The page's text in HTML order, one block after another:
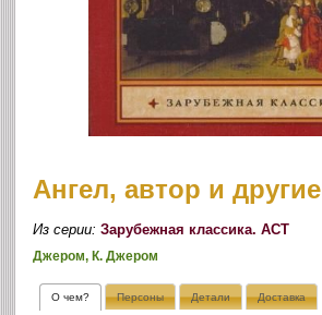
Ангел, автор и другие
Из серии:Зарубежная классика. АСТ
Джером, К. Джером
О чем? Персоны Детали Доставка